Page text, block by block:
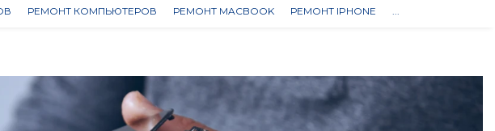
РЕМОНТ КОМПЬЮТЕРОВ РЕМОНТ MACBOOK РЕМОНТ IPHONE ...